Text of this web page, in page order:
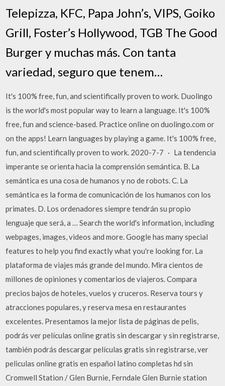
Telepizza, KFC, Papa John’s, VIPS, Goiko
Grill, Foster’s Hollywood, TGB The Good
Burger y muchas más. Con tanta
variedad, seguro que tenem…
It's 100% free, fun, and scientifically proven to work. Duolingo
is the world's most popular way to learn a language. It's 100%
free, fun and science-based. Practice online on duolingo.com or
on the apps! Learn languages by playing a game. It's 100% free,
fun, and scientifically proven to work. 2020-7-7 · La tendencia
imperante se orienta hacia la comprensión semántica. B. La
semántica es una cosa de humanos y no de robots. C. La
semántica es la forma de comunicación de los humanos con los
primates. D. Los ordenadores siempre tendrán su propio
lenguaje que será, a … Search the world's information, including
webpages, images, videos and more. Google has many special
features to help you find exactly what you're looking for. La
plataforma de viajes más grande del mundo. Mira cientos de
millones de opiniones y comentarios de viajeros. Compara
precios bajos de hoteles, vuelos y cruceros. Reserva tours y
atracciones populares, y reserva mesa en restaurantes
excelentes. Presentamos la mejor lista de páginas de pelis,
podrás ver películas online gratis sin descargar y sin registrarse,
también podrás descargar películas gratis sin registrarse, ver
peliculas online gratis en español latino completas hd sin
Cromwell Station / Glen Burnie, Ferndale Glen Burnie station